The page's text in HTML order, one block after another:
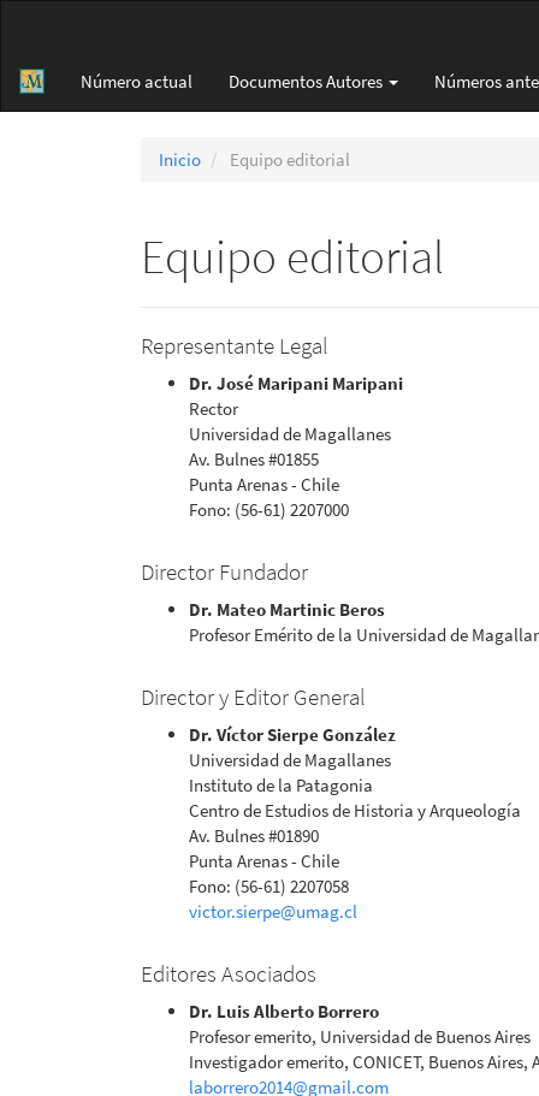
principal
Barra
Número actual Documentos Autores Números
Inicio Equipo editorial
Equipo editorial
Representante Legal
Dr. José Maripani Maripani
Rector
Universidad de Magallanes
Av. Bulnes #01855
Punta Arenas - Chile
Fono: (56-61) 2207000
Director Fundador
Dr. Mateo Martinic Beros
Profesor Emérito de la Universidad de
Director y Editor General
Dr. Víctor Sierpe González
Universidad de Magallanes
Instituto de la Patagonia
Centro de Estudios de Historia y Arqueología
Av. Bulnes #01890
Punta Arenas - Chile
Fono: (56-61) 2207058
victor.sierpe@umag.cl
Editores Asociados
Dr. Luis Alberto Borrero
Profesor emerito, Universidad de Buenos Aires
Investigador emerito, CONICET, Buenos Aires,
laborrero2014@gmail.com